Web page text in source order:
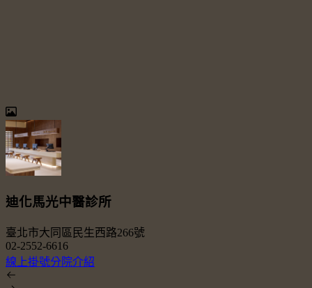
迪化馬光中醫診所
臺北市大同區民生西路266號
02-2552-6616
線上掛號分院介紹